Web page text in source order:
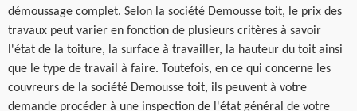
démoussage complet. Selon la société Demousse toit, le prix des
travaux peut varier en fonction de plusieurs critères à savoir
l'état de la toiture, la surface à travailler, la hauteur du toit ainsi
que le type de travail à faire. Toutefois, en ce qui concerne les
couvreurs de la société Demousse toit, ils peuvent à votre
demande procéder à une inspection de l'état général de votre